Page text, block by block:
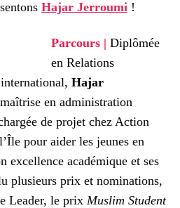
Hajar Jerroumi !
Parcours | Diplômée
en Relations
Hajar
en administration
de projet chez Action
pour aider les jeunes en
excellence académique et ses
plusieurs prix et nominations,
Leader, le prix Muslim Student